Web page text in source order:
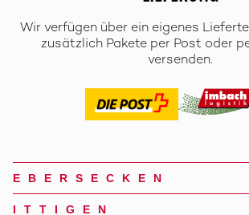
Wir verfügen über ein eigenes
zusätzlich Pakete per Post oder
versenden.
EBERSECKEN
ITTIGEN